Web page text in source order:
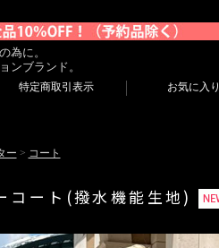
為に。
ンブランド。
特定商取引表示 お気に入り
ー > コート
コート(撥水機能生地)